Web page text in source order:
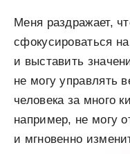
Меня раздражает,
сфокусироваться
и выставить
не могу управлять
человека за много
например, не могу
и мгновенно